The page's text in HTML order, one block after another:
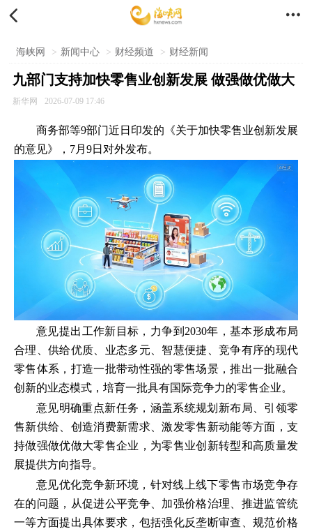
 
海峡网 > 新闻中心 > 财经频道 > 财经新闻
九部门支持加快零售业创新发展 做强做优做大
新华网 2026-07-09 17:46
商务部等9部门近日印发的《关于加快零售业创新发展
的意见》，7月9日对外发布。
意见提出工作新目标，力争到2030年，基本形成布局
合理、供给优质、业态多元、智慧便捷、竞争有序的现代
零售体系，打造一批带动性强的零售场景，推出一批融合
创新的业态模式，培育一批具有国际竞争力的零售企业。
意见明确重点新任务，涵盖系统规划新布局、引领零
售新供给、创造消费新需求、激发零售新动能等方面，支
持做强做优做大零售企业，为零售业创新转型和高质量发
展提供方向指导。
意见优化竞争新环境，针对线上线下零售市场竞争存
在的问题，从促进公平竞争、加强价格治理、推进监管统
一等方面提出具体要求，包括强化反垄断审查、规范价格